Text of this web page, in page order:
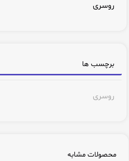
روسری
برچسب ها
روسری
محصولات مشابه